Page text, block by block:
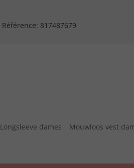
Référence: 817487679
Longsleeve dames Mouwloos vest